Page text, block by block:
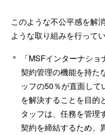
このような不公平感を解
ような取り組みを行ってい
「MSFインターナシ
契約管理の機能を持た
ッフの50％が直面し
を解決することを目的
タッフは、任務を管理
契約を締結するため、